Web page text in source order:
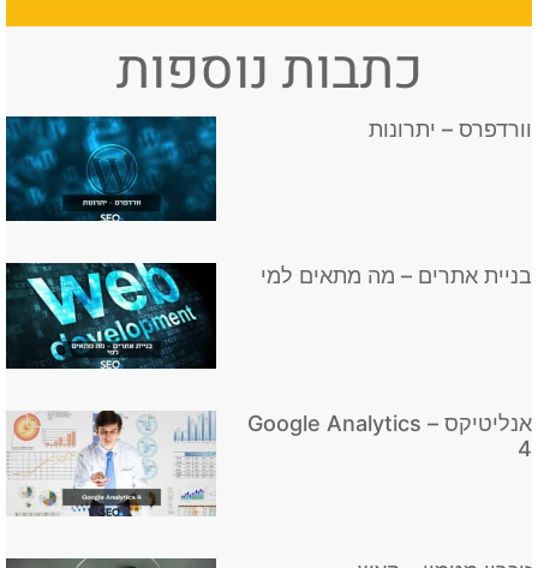
כתבות נוספות
וורדפרס – יתרונות
בניית אתרים – מה מתאים למי
אנליטיקס – Google Analytics
4